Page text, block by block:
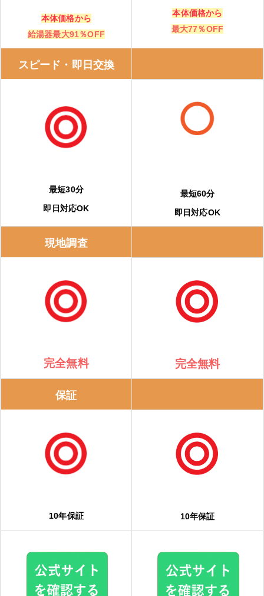
給湯器・エコキュートの補助金は、「知らないと損！」
給湯省エネ2026事業
事前に相見積もりを取る
エコキュートの修理費用と交換費用の相場
エコキュートの修理費用の相場
エコキュートに交換するとどのくらいお得になる？？
おすすめメーカーは？エコキュートのメーカー特徴
三菱電機
ダイキン（DAIKIN）
日立
エコキュートを交換するサインやタイミング
本体価格から
給湯器最大91％OFF
本体価格から
最大77％OFF
スピード・即日交換
最短30分
即日対応OK
最短60分
即日対応OK
現地調査
完全無料 完全無料
保証
10年保証 10年保証